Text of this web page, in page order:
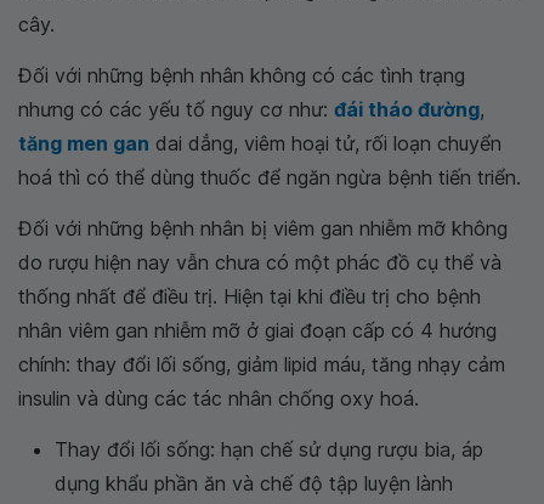
cây.
Đối với những bệnh nhân không có các tình trạng
nhưng có các yếu tố nguy cơ như: đái tháo đường
tăng men gan dai dẳng, viêm hoại tử, rối loạn chuyển
hoá thì có thể dùng thuốc để ngăn ngừa bệnh tiến triển.
Đối với những bệnh nhân bị viêm gan nhiễm mỡ không
do rượu hiện nay vẫn chưa có một phác đồ cụ thể và
thống nhất để điều trị. Hiện tại khi điều trị cho bệnh
nhân viêm gan nhiễm mỡ ở giai đoạn cấp có 4 hướng
chính: thay đổi lối sống, giảm lipid máu, tăng nhạy cảm
insulin và dùng các tác nhân chống oxy hoá.
Thay đổi lối sống: hạn chế sử dụng rượu bia, áp
dụng khẩu phần ăn và chế độ tập luyện lành